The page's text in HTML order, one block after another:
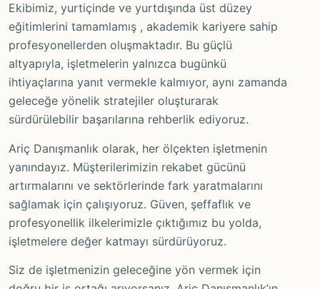
Ekibimiz, yurtiçinde ve yurtdışında üst düzey
eğitimlerini tamamlamış , akademik kariyere sahip
profesyonellerden oluşmaktadır. Bu güçlü
altyapıyla, işletmelerin yalnızca bugünkü
ihtiyaçlarına yanıt vermekle kalmıyor, aynı zamanda
geleceğe yönelik stratejiler oluşturarak
sürdürülebilir başarılarına rehberlik ediyoruz.
Ariç Danışmanlık olarak, her ölçekten işletmenin
yanındayız. Müşterilerimizin rekabet gücünü
artırmalarını ve sektörlerinde fark yaratmalarını
sağlamak için çalışıyoruz. Güven, şeffaflık ve
profesyonellik ilkelerimizle çıktığımız bu yolda,
işletmelere değer katmayı sürdürüyoruz.
Siz de işletmenizin geleceğine yön vermek için